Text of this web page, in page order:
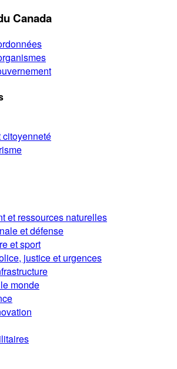
Canada
citoyenneté
et ressources naturelles
et défense
et sport
justice et urgences
monde